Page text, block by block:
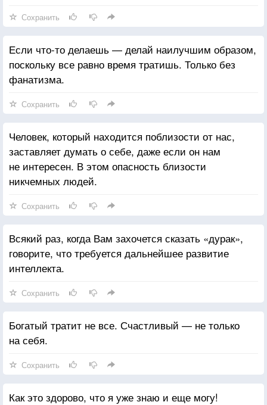
Сохранить
Если что-то делаешь — делай наилучшим образом,
поскольку все равно время тратишь. Только без
фанатизма.
Сохранить
Человек, который находится поблизости от нас,
заставляет думать о себе, даже если он нам
не интересен. В этом опасность близости
никчемных людей.
Сохранить
Всякий раз, когда Вам захочется сказать «дурак»,
говорите, что требуется дальнейшее развитие
интеллекта.
Сохранить
Богатый тратит не все. Счастливый — не только
на себя.
Сохранить
Как это здорово, что я уже знаю и еще могу!